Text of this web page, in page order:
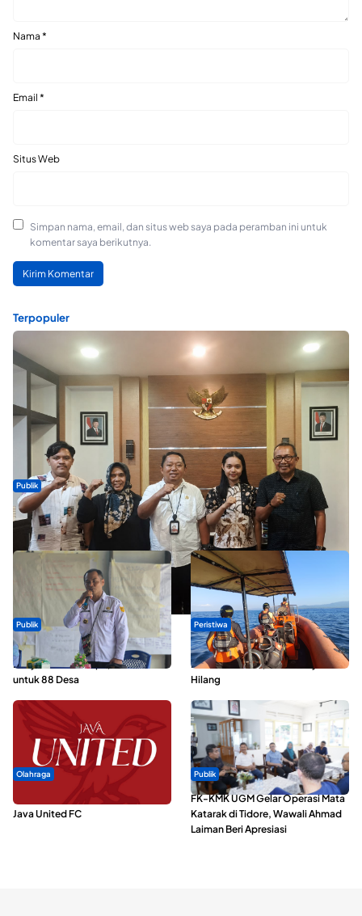
Nama *
Email *
Situs Web
Simpan nama, email, dan situs web saya pada peramban ini untuk
komentar saya berikutnya.
Terpopuler
Publik
Dua Talenta Muda Ternate Wakili Maluku Utara di Gita Bahana
Nusantara 2026
Publik
ABDESI Morotai Apresiasi
Penyaluran ADD Rp3,13 Miliar
untuk 88 Desa
Peristiwa
Dua Longboat Bertabrakan di
Perairan Taliabu, Satu Nelayan
Hilang
Olahraga
Dari Malut United Berubah Jadi
Java United FC
Publik
FK-KMK UGM Gelar Operasi Mata
Katarak di Tidore, Wawali Ahmad
Laiman Beri Apresiasi